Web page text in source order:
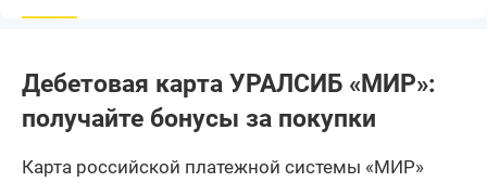
Дебетовая карта УРАЛСИБ «МИР»:
получайте бонусы за покупки
Карта российской платежной системы «МИР»